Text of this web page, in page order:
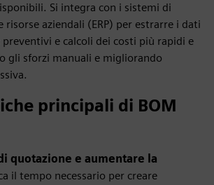
Si integra con i sistemi di
risorse aziendali (ERP) per estrarre i dati
e calcoli dei costi più rapidi e
gli sforzi manuali e migliorando
principali di BOM
quotazione e aumentare la
il tempo necessario per creare